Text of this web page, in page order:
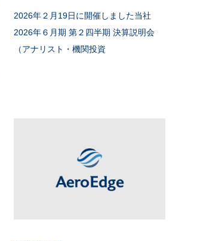
2026年２月19日に開催しました当社
2026年６月期 第２四半期 決算説明会
（アナリスト・機関投資